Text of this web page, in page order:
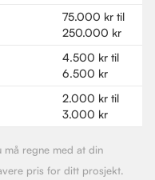
75.000 kr til
250.000 kr
4.500 kr til
6.500 kr
2.000 kr til
3.000 kr
må regne med at din
pris for ditt prosjekt.